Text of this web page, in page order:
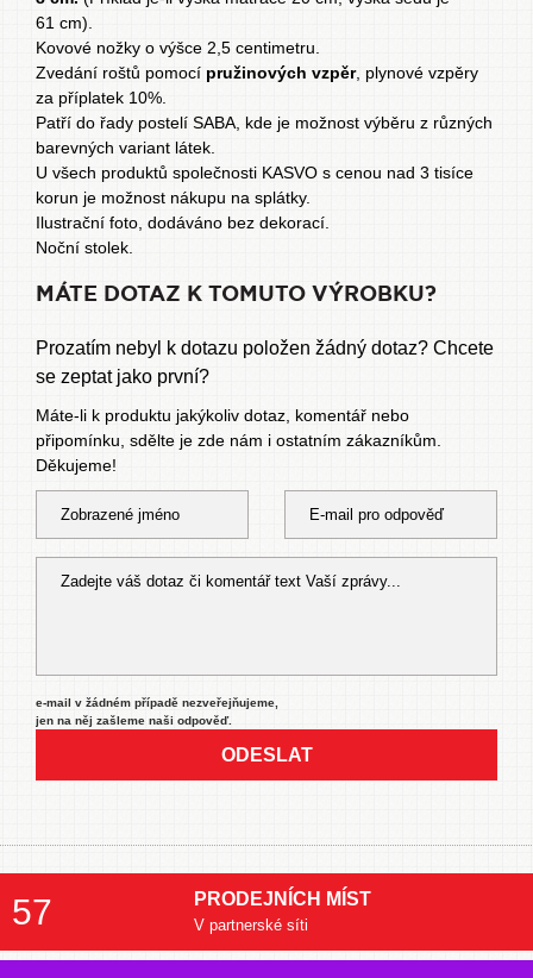
61 cm).
Kovové nožky o výšce 2,5 centimetru.
Zvedání roštů pomocí pružinových vzpěr, plynové vzpěry
za příplatek 10%.
Patří do řady postelí SABA , kde je možnost výběru z různých
barevných variant látek.
U všech produktů společnosti KASVO s cenou nad 3 tisíce
korun je možnost nákupu na splátky.
Ilustrační foto, dodáváno bez dekorací.
Noční stolek
MÁTE DOTAZ K TOMUTO VÝROBKU?
Prozatím nebyl k dotazu položen žádný dotaz? Chcete
se zeptat jako první?
Máte-li k produktu jakýkoliv dotaz, komentář nebo
připomínku, sdělte je zde nám i ostatním zákazníkům.
Děkujeme!
e-mail v žádném případě nezveřejňujeme,
jen na něj zašleme naši odpověď.
ODESLAT
57 PRODEJNÍCH MÍST
V partnerské síti